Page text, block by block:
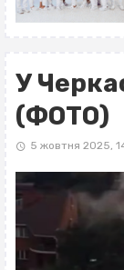
У
(ФОТО)
5 жовтня 2025,